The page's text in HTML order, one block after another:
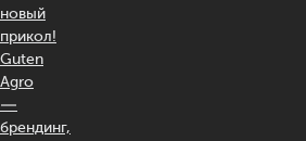
новый
прикол!
Guten
Agro
—
брендинг,